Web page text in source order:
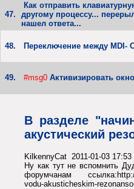
47.
Как отправить
другому процессу...
нашел ответа...
48. Переключение между MDI-
49. #msg0 Активизировать
В разделе
акустический
KilkennyCat 2011-01-03
Ну как тут не вспомнить
форумчанам ссылка:http://
vodu-akusticheskim-